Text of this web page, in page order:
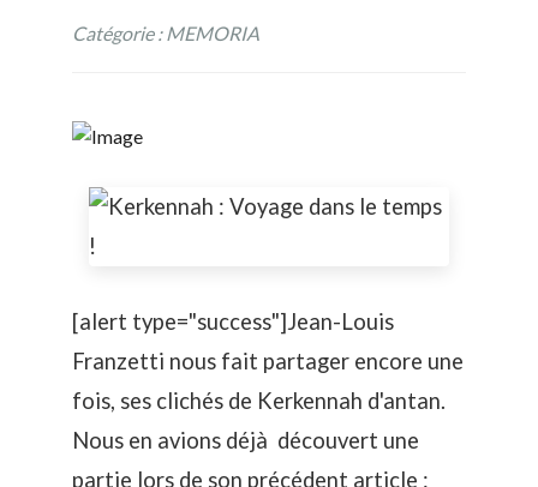
Catégorie : MEMORIA
[alert type="success"]Jean-Louis
Franzetti nous fait partager encore une
fois, ses clichés de Kerkennah d'antan.
Nous en avions déjà découvert une
partie lors de son précédent article :